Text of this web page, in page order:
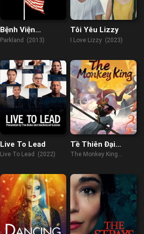
Bệnh Viện
Parkland
Parkland (2013)
Tôi Yêu Lizzy
I Love Lizzy (2023)
Live To Lead
Live To Lead (2022)
Tề Thiên Đại
Thánh
The Monkey King